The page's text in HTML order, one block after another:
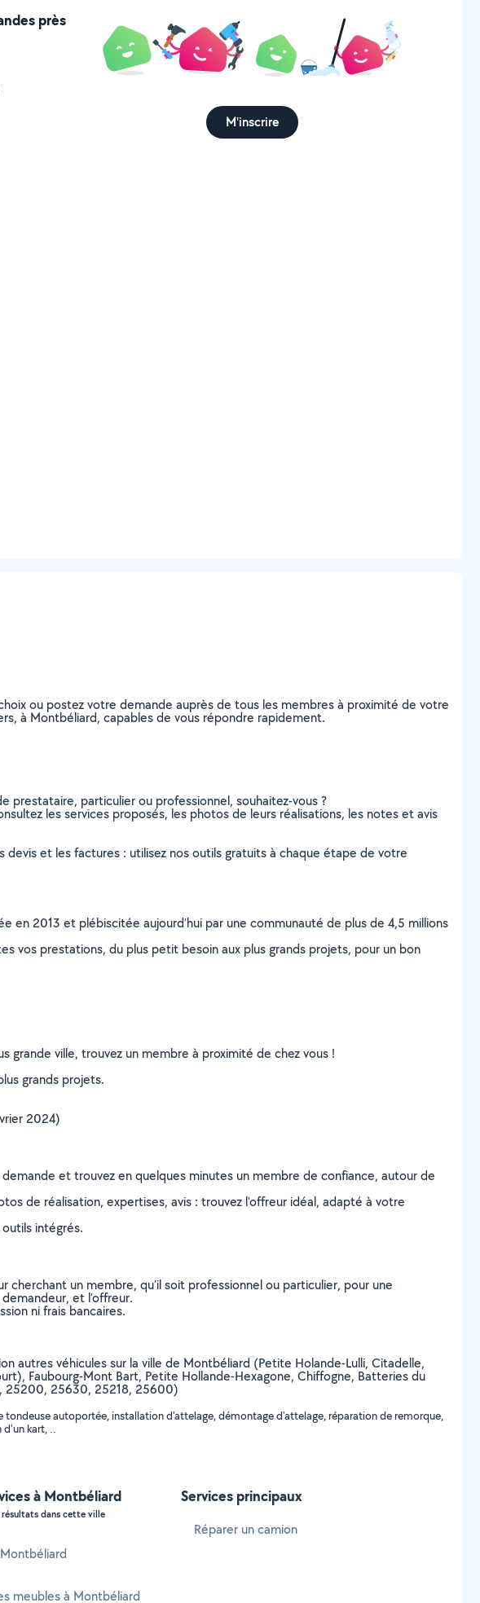
près
M'inscrire
ou postez votre demande auprès de tous les membres à proximité de votre
à Montbéliard, capables de vous répondre rapidement.
prestataire, particulier ou professionnel, souhaitez-vous ?
les services proposés, les photos de leurs réalisations, les notes et avis
et les factures : utilisez nos outils gratuits à chaque étape de votre
en 2013 et plébiscitée aujourd’hui par une communauté de plus de 4,5 millions
vos prestations, du plus petit besoin aux plus grands projets, pour un bon
grande ville, trouvez un membre à proximité de chez vous !
grands projets.
2024)
et trouvez en quelques minutes un membre de confiance, autour de
de réalisation, expertises, avis : trouvez l'offreur idéal, adapté à votre
intégrés.
un membre, qu’il soit professionnel ou particulier, pour une
et l’offreur.
ni frais bancaires.
autres véhicules sur la ville de Montbéliard (Petite Holande-Lulli, Citadelle,
Faubourg-Mont Bart, Petite Hollande-Hexagone, Chiffogne, Batteries du
25200, 25630, 25218, 25600)
autoportée, installation d'attelage, démontage d'attelage, réparation de remorque,
kart, ..
à Montbéliard
dans cette ville
meubles à Montbéliard
Services principaux
Réparer un camion